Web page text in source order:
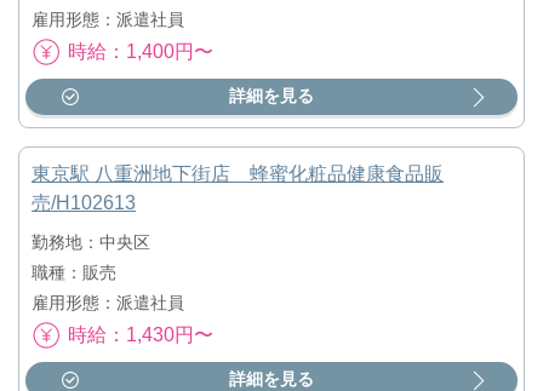
雇用形態：派遣社員
時給：1,400円〜
詳細を見る
東京駅 八重洲地下街店 蜂蜜化粧品健康食品販
売/H102613
勤務地：中央区
職種：販売
雇用形態：派遣社員
時給：1,430円〜
詳細を見る